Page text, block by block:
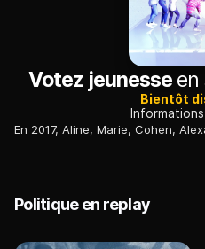
Votez jeunesse en
Bientôt
Informations
Politique en replay